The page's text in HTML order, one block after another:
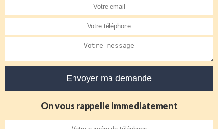
On vous rappelle immediatement